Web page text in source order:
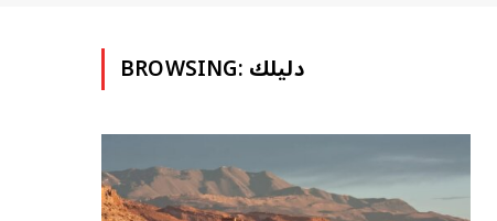
BROWSING:دليلك